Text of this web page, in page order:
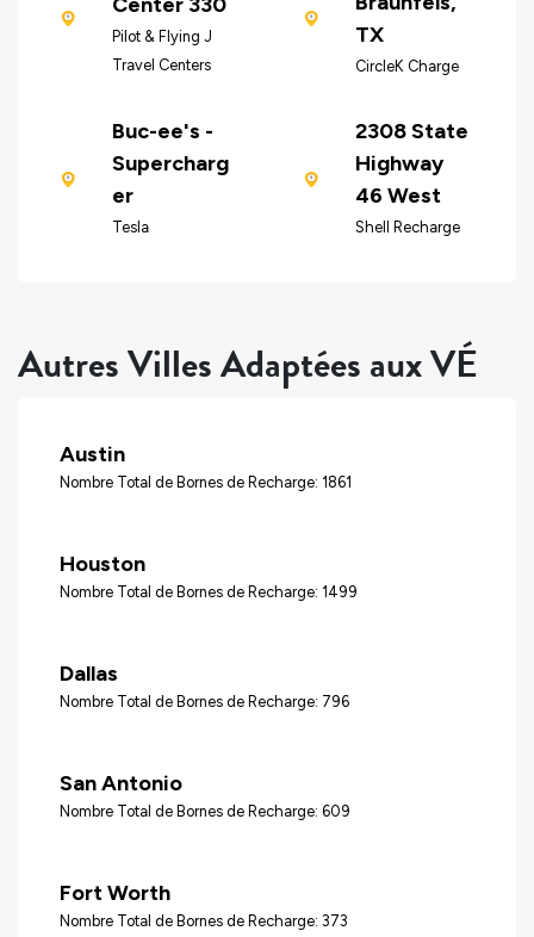
Pilot & Flying J
Travel Centers
TX
CircleK Charge
Buc-ee's -
Supercharg
er
Tesla
2308 State
Highway
46 West
Shell Recharge
Autres Villes Adaptées aux VÉ
Austin
Nombre Total de Bornes de Recharge: 1861
Houston
Nombre Total de Bornes de Recharge: 1499
Dallas
Nombre Total de Bornes de Recharge: 796
San Antonio
Nombre Total de Bornes de Recharge: 609
Fort Worth
Nombre Total de Bornes de Recharge: 373